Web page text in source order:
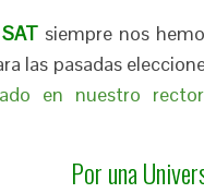
siempre nos
las pasadas
en nuestro
Por una